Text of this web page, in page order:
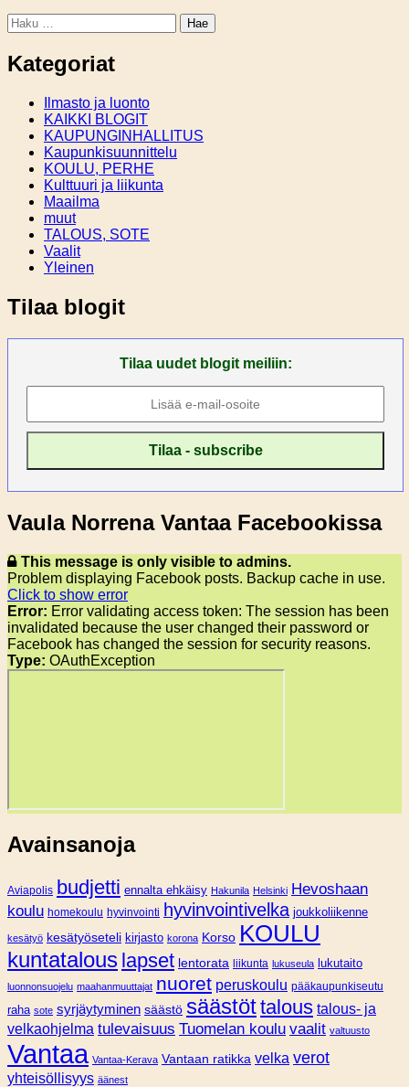
Haku:
Kategoriat
Ilmasto ja luonto
KAIKKI BLOGIT
KAUPUNGINHALLITUS
Kaupunkisuunnittelu
KOULU, PERHE
Kulttuuri ja liikunta
Maailma
muut
TALOUS, SOTE
Vaalit
Yleinen
Tilaa blogit
Tilaa uudet blogit meiliin:
Vaula Norrena Vantaa Facebookissa
This message is only visible to admins.
Problem displaying Facebook posts. Backup cache in use.
Click to show error
Error: Error validating access token: The session has been
invalidated because the user changed their password or
Facebook has changed the session for security reasons.
Type: OAuthException
Avainsanoja
Aviapolis budjetti ennalta ehkäisy Hakunila Helsinki Hevoshaan
koulu homekoulu hyvinvointi hyvinvointivelka joukkoliikenne
kesätyö kesätyöseteli kirjasto korona Korso KOULU
kuntatalous lapset lentorata liikunta lukuseula lukutaito
luonnonsuojelu maahanmuuttajat nuoret peruskoulu pääkaupunkiseutu
raha sote syrjäytyminen säästö säästöttalous talous- ja
velkaohjelma tulevaisuus Tuomelan koulu vaalit valtuusto
Vantaa Vantaa-Kerava Vantaan ratikka velka verot
yhteisöllisyys äänest